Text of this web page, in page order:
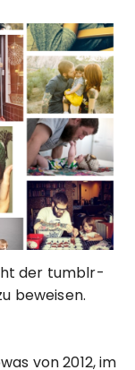
der tumblr-
beweisen.
von 2012, im